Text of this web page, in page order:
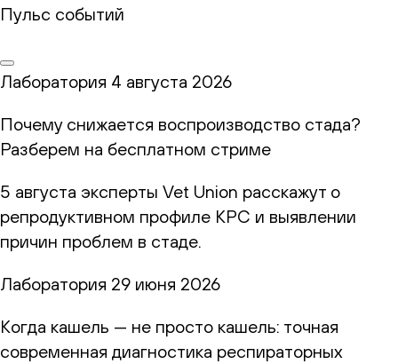
Пульс событий
Лаборатория 4 августа 2026
Почему снижается воспроизводство стада?
Разберем на бесплатном стриме
5 августа эксперты Vet Union расскажут о
репродуктивном профиле КРС и выявлении
причин проблем в стаде.
Лаборатория 29 июня 2026
Когда кашель — не просто кашель: точная
современная диагностика респираторных